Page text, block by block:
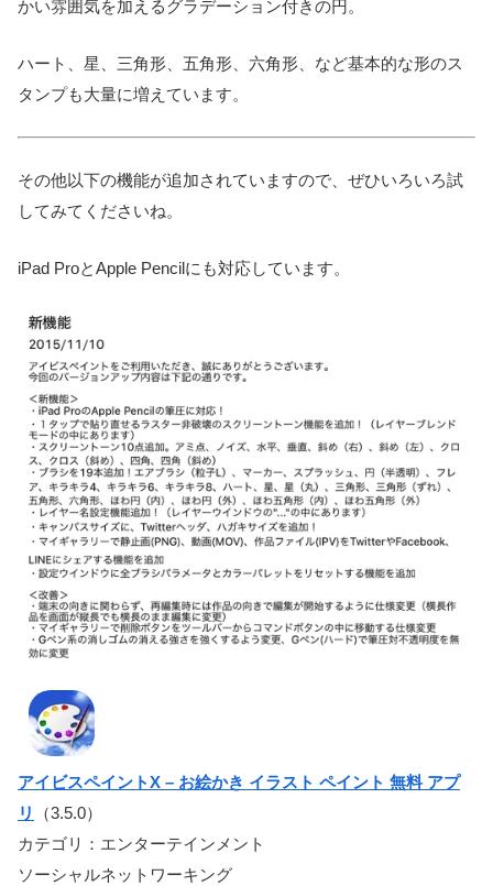
かい雰囲気を加えるグラデーション付きの円。
ハート、星、三角形、五角形、六角形、など基本的な形のス
タンプも大量に増えています。
その他以下の機能が追加されていますので、ぜひいろいろ試
してみてくださいね。
iPad ProとApple Pencilにも対応しています。
アイビスペイントX – お絵かき イラスト ペイント 無料 アプ
リ
（3.5.0）
カテゴリ：エンターテインメント
ソーシャルネットワーキング